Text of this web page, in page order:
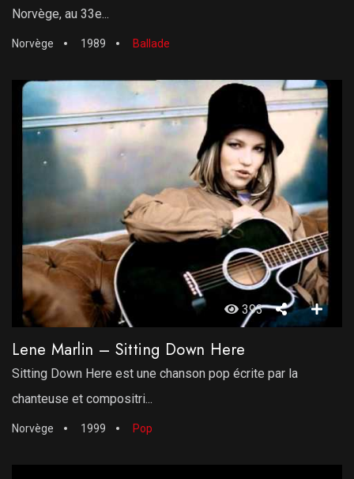
Norvège, au 33e...
Norvège 1989 Ballade
393
Lene Marlin – Sitting Down Here
Sitting Down Here est une chanson pop écrite par la
chanteuse et compositri...
Norvège 1999 Pop